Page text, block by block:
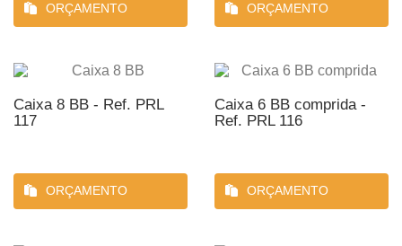
ORÇAMENTO ORÇAMENTO
Caixa 8 BB - Ref. PRL
117
ORÇAMENTO
Caixa 6 BB comprida -
Ref. PRL 116
ORÇAMENTO